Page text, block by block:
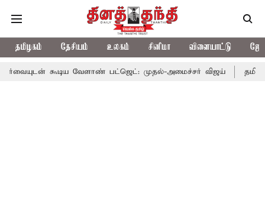
தமிழகம் தேசியம் உலகம் சினிமா விளையாட்டு
வேளாண் பட்ஜெட்: முதல்-அமைச்சர் விஜய் தமிழக